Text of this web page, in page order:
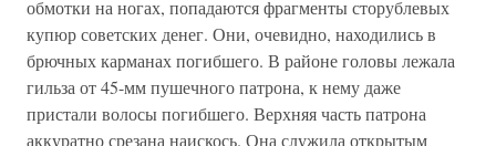
обмотки на ногах, попадаются фрагменты сторублевых
купюр советских денег. Они, очевидно, находились в
брючных карманах погибшего. В районе головы лежала
гильза от 45-мм пушечного патрона, к нему даже
пристали волосы погибшего. Верхняя часть патрона
аккуратно срезана наискось. Она служила открытым